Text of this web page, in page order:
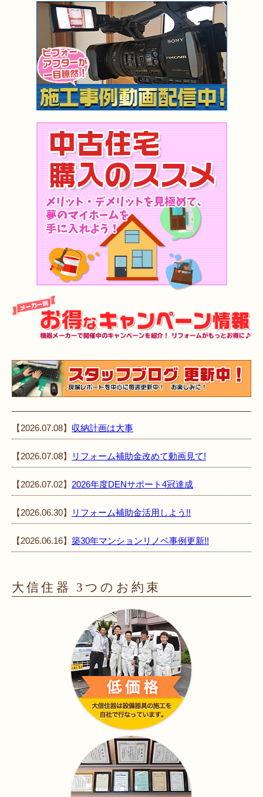
【2026.07.08】 収納計画は大事
【2026.07.08】 リフォーム補助金改めて動画見て!
【2026.07.02】 2026年度DENサポート4冠達成
【2026.06.30】 リフォーム補助金活用しよう!!
【2026.06.16】 築30年マンションリノベ事例更新!!
大信住器 3つのお約束